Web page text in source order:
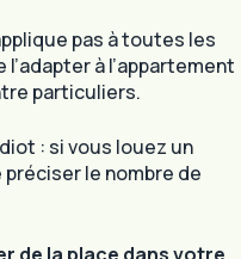
pas à toutes les
à l’appartement
particuliers.
: si vous louez un
le nombre de